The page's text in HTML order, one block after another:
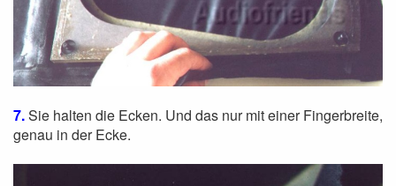
7.Sie halten die Ecken. Und das nur mit einer Fingerbreite,
genau in der Ecke.